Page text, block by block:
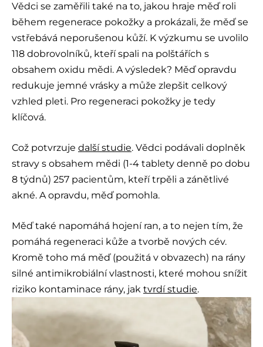
Vědci se zaměřili také na to, jakou hraje měď roli
během regenerace pokožky a prokázali, že měď se
vstřebává neporušenou kůží. K výzkumu se uvolilo
118 dobrovolníků, kteří spali na polštářích s
obsahem oxidu mědi. A výsledek? Měď opravdu
redukuje jemné vrásky a může zlepšit celkový
vzhled pleti. Pro regeneraci pokožky je tedy
klíčová.
Což potvrzuje další studie. Vědci podávali doplněk
stravy s obsahem mědi (1-4 tablety denně po dobu
8 týdnů) 257 pacientům, kteří trpěli a zánětlivé
akné. A opravdu, měď pomohla.
Měď také napomáhá hojení ran, a to nejen tím, že
pomáhá regeneraci kůže a tvorbě nových cév.
Kromě toho má měď (použitá v obvazech) na rány
silné antimikrobiální vlastnosti, které mohou snížit
riziko kontaminace rány, jak tvrdí studie.